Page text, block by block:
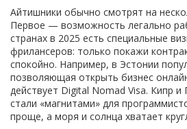
Айтишники обычно смотрят на
Первое — возможность легально
странах в 2025 есть специальные
фрилансеров: только покажи
спокойно. Например, в Эстонии
позволяющая открыть бизнес
действует Digital Nomad Visa. Кипр и
стали «магнитами» для
проще, а моря и солнца хватает